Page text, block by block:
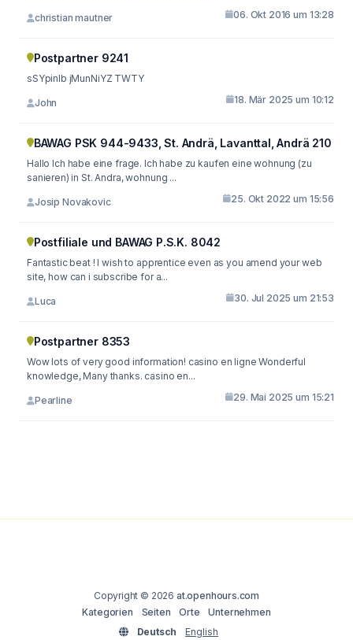
christian mautner 06. Okt 2016 um 13:28
Postpartner 9241
sSYpinIb jMunNiYZ TWTY
John 18. Mär 2025 um 10:12
BAWAG PSK 944-9433, St. Andrä, Lavanttal, Andrä 210
Hallo Ich habe eine frage. Ich habe zu kaufen eine wohnung (zu
sanieren) in St. Andra, wohnung ...
Josip Novakovic 25. Okt 2022 um 15:56
Postfiliale und BAWAG P.S.K. 8042
Fantastic beat ! I wish to apprentice even as you amend your web
site, how can i subscribe for a...
Luca 30. Jul 2025 um 21:53
Postpartner 8353
Wow lots of very good information! casino en ligne Wonderful
knowledge, Many thanks. casino en...
Pearline 29. Mai 2025 um 15:21
Copyright © 2026 at.openhours.com
Kategorien
Seiten Orte
Unternehmen
Deutsch
English